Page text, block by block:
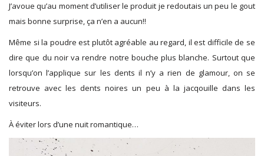
J’avoue qu’au moment d’utiliser le produit je redoutais un peu le gout
mais bonne surprise, ça n’en a aucun!!
Même si la poudre est plutôt agréable au regard, il est difficile de se
dire que du noir va rendre notre bouche plus blanche. Surtout que
lorsqu’on l’applique sur les dents il n’y a rien de glamour, on se
retrouve avec les dents noires un peu à la jacqouille dans les
visiteurs.
À éviter lors d’une nuit romantique…